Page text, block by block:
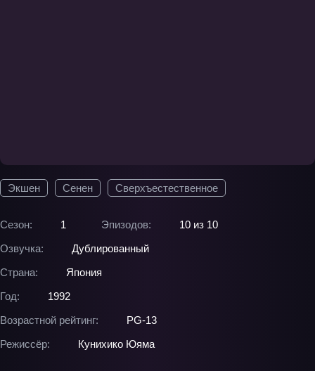
Экшен Сенен Сверхъестественное
Сезон: 1 Эпизодов:
10 из 10
Озвучка:
Дублированный
Страна:
Япония
Год:
1992
Возрастной рейтинг:
PG-13
Режиссёр:
Кунихико Юяма